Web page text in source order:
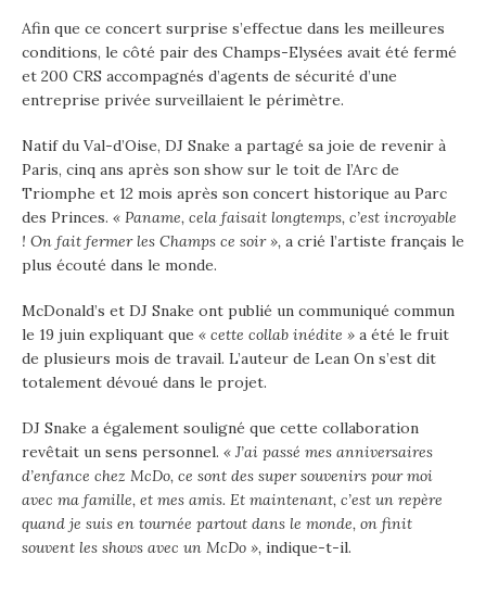
Afin que ce concert surprise s’effectue dans les meilleures
conditions, le côté pair des Champs-Elysées avait été fermé
et 200 CRS accompagnés d’agents de sécurité d’une
entreprise privée surveillaient le périmètre.
Natif du Val-d’Oise, DJ Snake a partagé sa joie de revenir à
Paris, cinq ans après son show sur le toit de l’Arc de
Triomphe et 12 mois après son concert historique au Parc
des Princes. « Paname, cela faisait longtemps, c’est incroyable
! On fait fermer les Champs ce soir », a crié l’artiste français le
plus écouté dans le monde.
McDonald’s et DJ Snake ont publié un communiqué commun
le 19 juin expliquant que « cette collab inédite » a été le fruit
de plusieurs mois de travail. L’auteur de Lean On s’est dit
totalement dévoué dans le projet.
DJ Snake a également souligné que cette collaboration
revêtait un sens personnel. « J’ai passé mes anniversaires
d’enfance chez McDo, ce sont des super souvenirs pour moi
avec ma famille, et mes amis. Et maintenant, c’est un repère
quand je suis en tournée partout dans le monde, on finit
souvent les shows avec un McDo », indique-t-il.